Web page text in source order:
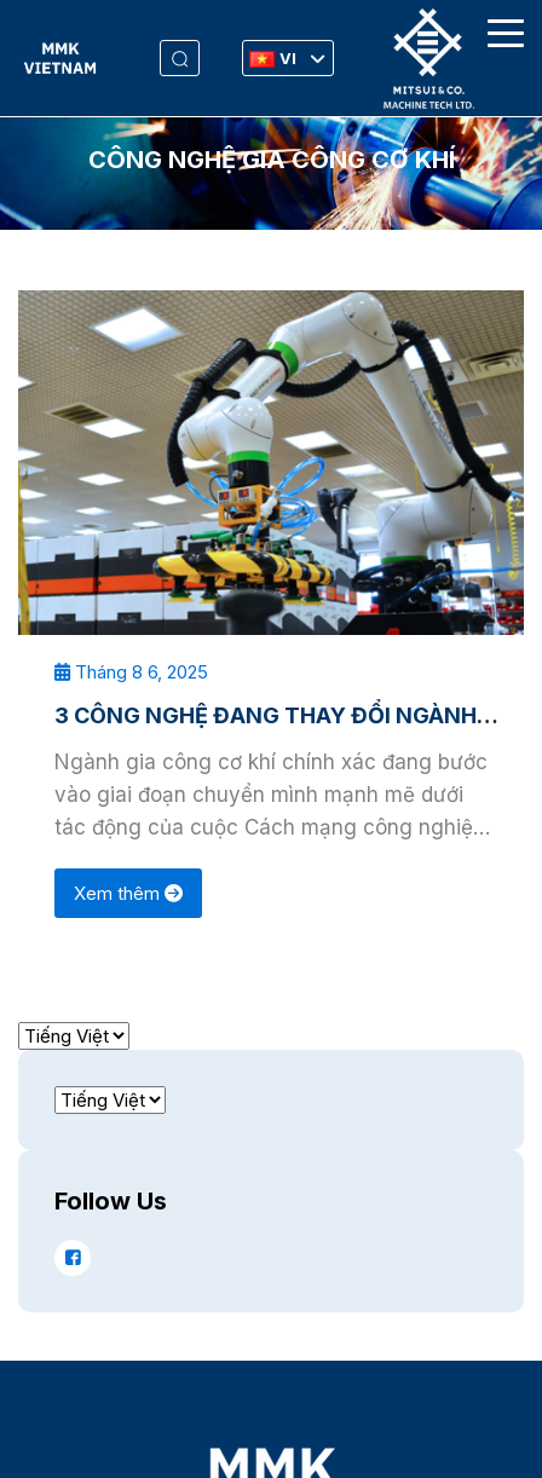
VI
CÔNG NGHỆ GIA CÔNG CƠ KHÍ
Tháng 8 6, 2025
3 CÔNG NGHỆ ĐANG THAY ĐỔI NGÀNH GIA CÔNG CƠ KHÍ CHÍNH XÁC
Ngành gia công cơ khí chính xác đang bước
vào giai đoạn chuyển mình mạnh mẽ dưới
tác động của cuộc Cách mạng công nghiệp
Xem thêm
Follow Us